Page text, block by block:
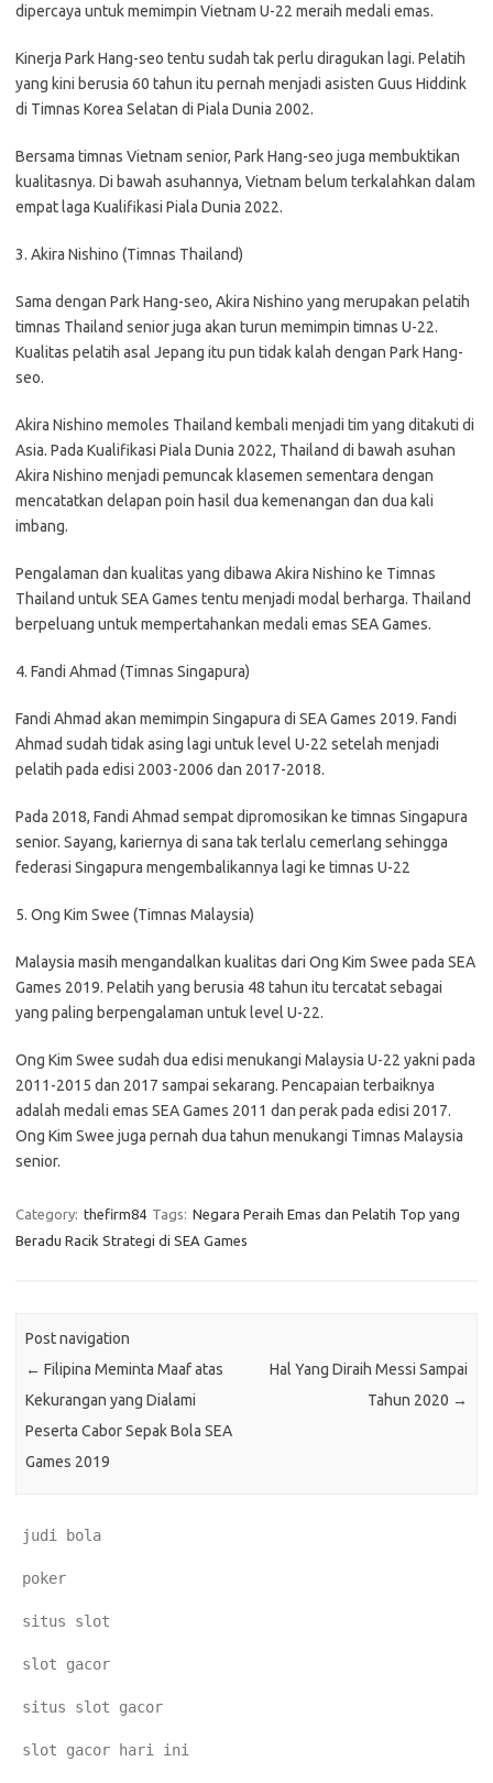
dipercaya untuk memimpin Vietnam U-22 meraih medali emas.
Kinerja Park Hang-seo tentu sudah tak perlu diragukan lagi. Pelatih
yang kini berusia 60 tahun itu pernah menjadi asisten Guus Hiddink
di Timnas Korea Selatan di Piala Dunia 2002.
Bersama timnas Vietnam senior, Park Hang-seo juga membuktikan
kualitasnya. Di bawah asuhannya, Vietnam belum terkalahkan dalam
empat laga Kualifikasi Piala Dunia 2022.
3. Akira Nishino (Timnas Thailand)
Sama dengan Park Hang-seo, Akira Nishino yang merupakan pelatih
timnas Thailand senior juga akan turun memimpin timnas U-22.
Kualitas pelatih asal Jepang itu pun tidak kalah dengan Park Hang-
seo.
Akira Nishino memoles Thailand kembali menjadi tim yang ditakuti di
Asia. Pada Kualifikasi Piala Dunia 2022, Thailand di bawah asuhan
Akira Nishino menjadi pemuncak klasemen sementara dengan
mencatatkan delapan poin hasil dua kemenangan dan dua kali
imbang.
Pengalaman dan kualitas yang dibawa Akira Nishino ke Timnas
Thailand untuk SEA Games tentu menjadi modal berharga. Thailand
berpeluang untuk mempertahankan medali emas SEA Games.
4. Fandi Ahmad (Timnas Singapura)
Fandi Ahmad akan memimpin Singapura di SEA Games 2019. Fandi
Ahmad sudah tidak asing lagi untuk level U-22 setelah menjadi
pelatih pada edisi 2003-2006 dan 2017-2018.
Pada 2018, Fandi Ahmad sempat dipromosikan ke timnas Singapura
senior. Sayang, kariernya di sana tak terlalu cemerlang sehingga
federasi Singapura mengembalikannya lagi ke timnas U-22
5. Ong Kim Swee (Timnas Malaysia)
Malaysia masih mengandalkan kualitas dari Ong Kim Swee pada SEA
Games 2019. Pelatih yang berusia 48 tahun itu tercatat sebagai
yang paling berpengalaman untuk level U-22.
Ong Kim Swee sudah dua edisi menukangi Malaysia U-22 yakni pada
2011-2015 dan 2017 sampai sekarang. Pencapaian terbaiknya
adalah medali emas SEA Games 2011 dan perak pada edisi 2017.
Ong Kim Swee juga pernah dua tahun menukangi Timnas Malaysia
senior.
Category: thefirm84 Tags: Negara Peraih Emas dan Pelatih Top yang
Beradu Racik Strategi di SEA Games
Post navigation
← Filipina Meminta Maaf atas
Kekurangan yang Dialami
Peserta Cabor Sepak Bola SEA
Games 2019
Hal Yang Diraih Messi Sampai
Tahun 2020 →
judi bola
poker
situs slot
slot gacor
situs slot gacor
slot gacor hari ini